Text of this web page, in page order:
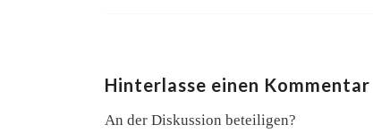
Hinterlasse einen Kommentar
An der Diskussion beteiligen?